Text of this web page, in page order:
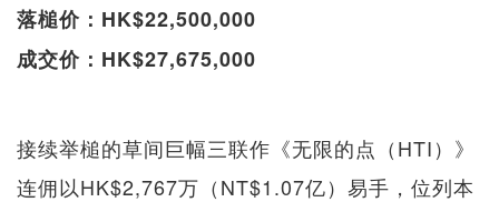
落槌价：HK$22,500,000
成交价：HK$27,675,000
接续举槌的草间巨幅三联作《无限的点（HTI）》
连佣以HK$2,767万（NT$1.07亿）易手，位列本